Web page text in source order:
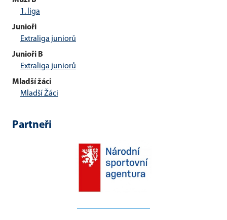
1. liga
Junioři
Extraliga juniorů
Junioři B
Extraliga juniorů
Mladší žáci
Mladší Žáci
Partneři